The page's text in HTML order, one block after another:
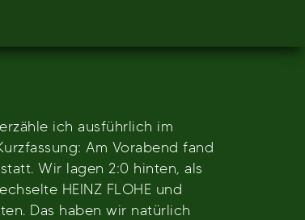
ich ausführlich im
Am Vorabend fand
Wir lagen 2:0 hinten, als
HEINZ FLOHE und
Das haben wir natürlich